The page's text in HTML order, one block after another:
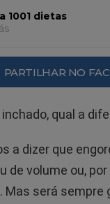
1001 dietas
PARTILHAR NO
inchado, qual a
a dizer que
de volume ou,
Mas será sempre